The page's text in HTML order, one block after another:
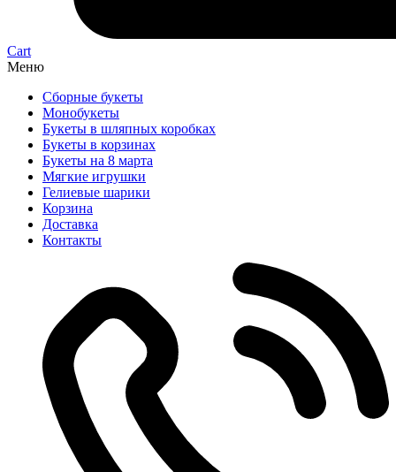
Cart
Меню
Сборные букеты
Монобукеты
Букеты в шляпных коробках
Букеты в корзинах
Букеты на 8 марта
Мягкие игрушки
Гелиевые шарики
Корзина
Доставка
Контакты